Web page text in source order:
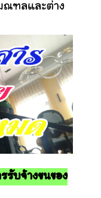
ณฑลและต่าง
รับจ้างขนของ